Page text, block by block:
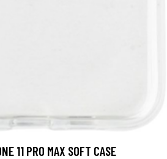
11 PRO MAX SOFT CASE